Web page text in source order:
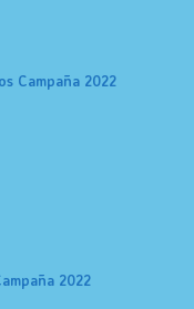
Campaña 2022
2022